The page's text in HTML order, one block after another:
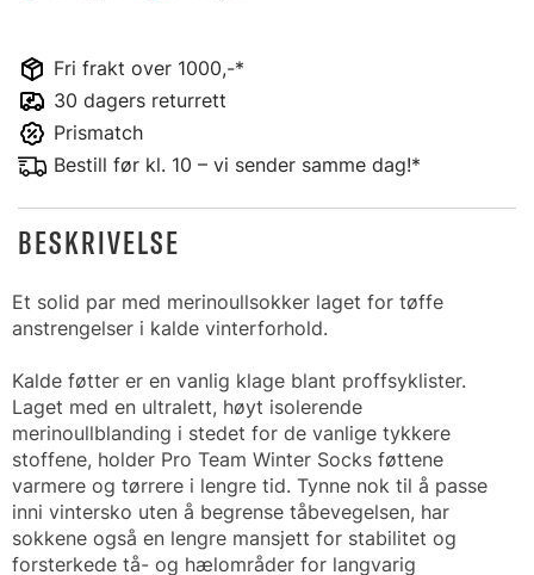
Fri frakt over 1000,-*
30 dagers returrett
Prismatch
Bestill før kl. 10 – vi sender samme dag!*
BESKRIVELSE
Et solid par med merinoullsokker laget for tøffe
anstrengelser i kalde vinterforhold.
Kalde føtter er en vanlig klage blant proffsyklister.
Laget med en ultralett, høyt isolerende
merinoullblanding i stedet for de vanlige tykkere
stoffene, holder Pro Team Winter Socks føttene
varmere og tørrere i lengre tid. Tynne nok til å passe
inni vintersko uten å begrense tåbevegelsen, har
sokkene også en lengre mansjett for stabilitet og
forsterkede tå- og hælområder for langvarig